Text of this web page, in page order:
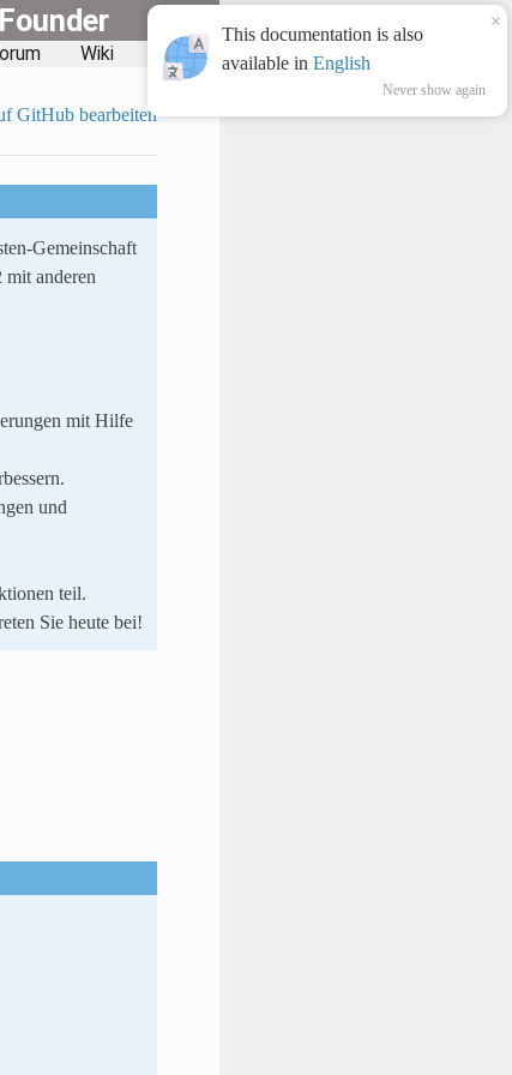
Wiki Blog
GitHub bearbeiten
Gemeinschaft
anderen
mit Hilfe
und
teil.
Sie heute bei!
This documentation is also
available in English
Never show again
×